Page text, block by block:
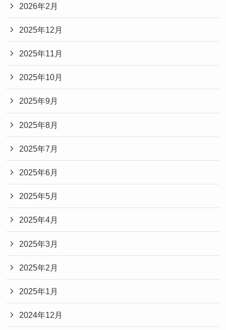
2026年2月
2025年12月
2025年11月
2025年10月
2025年9月
2025年8月
2025年7月
2025年6月
2025年5月
2025年4月
2025年3月
2025年2月
2025年1月
2024年12月